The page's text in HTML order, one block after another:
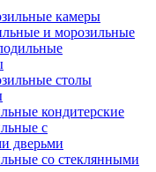
камеры
и морозильные
столы
кондитерские
с
дверьми
со стеклянными